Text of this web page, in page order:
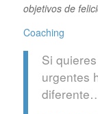
objetivos de
Coaching
Si
urgentes